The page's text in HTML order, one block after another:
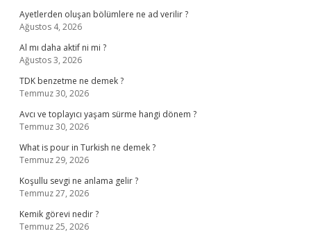
Ayetlerden oluşan bölümlere ne ad verilir ?
Ağustos 4, 2026
Al mı daha aktif ni mi ?
Ağustos 3, 2026
TDK benzetme ne demek ?
Temmuz 30, 2026
Avcı ve toplayıcı yaşam sürme hangi dönem ?
Temmuz 30, 2026
What is pour in Turkish ne demek ?
Temmuz 29, 2026
Koşullu sevgi ne anlama gelir ?
Temmuz 27, 2026
Kemik görevi nedir ?
Temmuz 25, 2026